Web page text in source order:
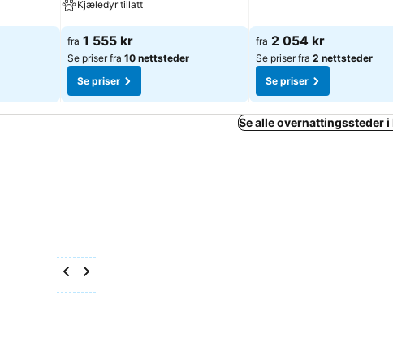
Kjæledyr tillatt
Se priser
fra 1 555 kr
Se priser fra 10 nettsteder
Se priser
fra 2 054 kr
Se priser fra 2 nettsteder
Se priser
Se alle overnattingssteder i